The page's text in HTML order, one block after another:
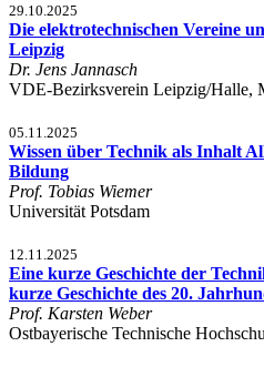
29.10.2025
Die elektrotechnischen Vereine
Leipzig
Dr. Jens Jannasch
VDE-Bezirksverein Leipzig/Halle,
05.11.2025
Wissen über Technik als Inhalt
Bildung
Prof. Tobias Wiemer
Universität Potsdam
12.11.2025
Eine kurze Geschichte der
kurze Geschichte des 20.
Prof. Karsten Weber
Ostbayerische Technische